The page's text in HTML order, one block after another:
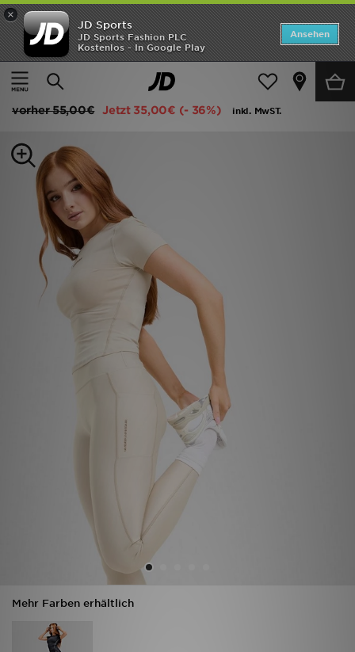
×
JD Sports
JD Sports Fashion PLC
Kostenlos - In Google Play
Ansehen
Home
Frauen Frauenkleidung Fitness Leggings
Under Armour Luxe Leggings
vorher55,00€ Jetzt 35,00€ (- 36%) inkl. MwST.
Mehr Farben erhältlich
ANGEBOTE
Neuheiten
Kinder
Bestsellers
Marken
Fußball